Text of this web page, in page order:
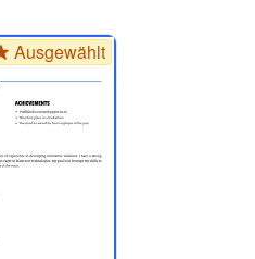
Ausgewählt